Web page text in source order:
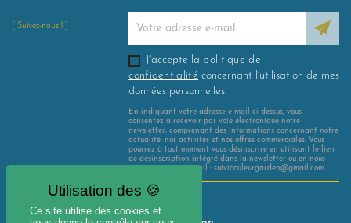
[ Suivez-nous ! ]
J'accepte la politique de
confidentialité concernant l'utilisation de mes
données personnelles.
En indiquant votre adresse e-mail ci-dessus, vous
consentez à recevoir par voie électronique notre
newsletter, comprenant des informations concernant notre
actualité, nos activités et nos offres commerciales. Vous
pourrez à tout moment vous désinscrire en utilisant le lien
de désinscription intégré dans la newsletter ou en nous
contactant par e-mail : suivicouleurgarden@gmail.com
Mentions légales
Ce site utilise des cookies et